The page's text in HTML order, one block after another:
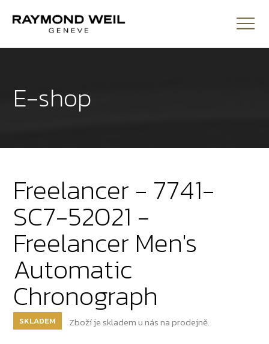
E-shop
Freelancer - 7741-
SC7-52021 -
Freelancer Men's
Automatic
Chronograph
SKLADEM Zboží je skladem u nás na prodejně.